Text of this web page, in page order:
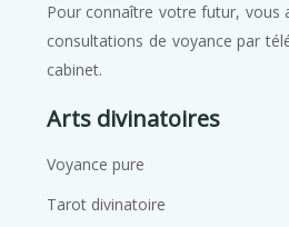
Pour connaître votre futur, vous
consultations de voyance par
cabinet.
Arts divinatoires
Voyance pure
Tarot divinatoire